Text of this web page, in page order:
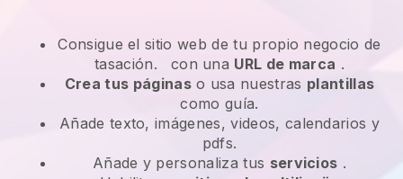
Consigue el sitio web de tu propio negocio de
tasación.
con una URL de marca .
Crea tus páginaso usa nuestras plantillas
como guía.
Añade texto, imágenes, videos, calendarios y
pdfs.
Añade y personaliza tus servicios .